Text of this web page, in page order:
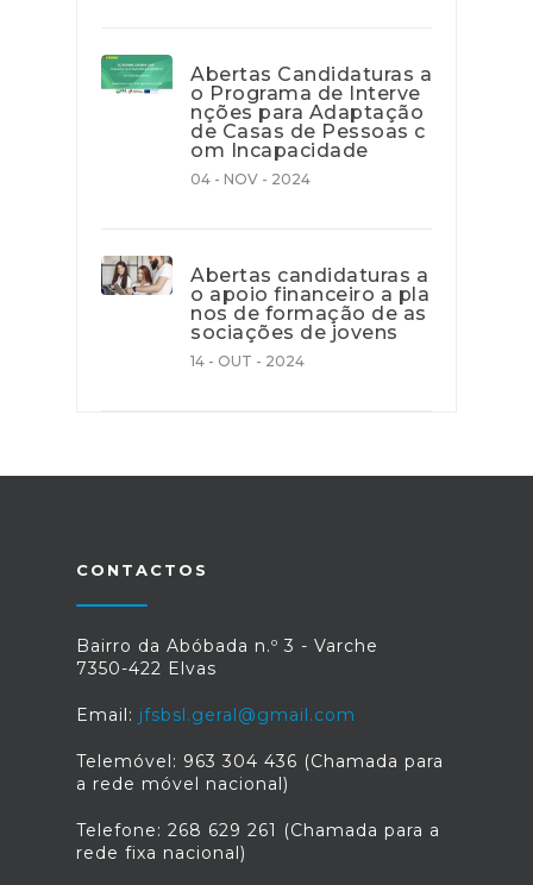
Abertas Candidaturas a
o Programa de Interve
nções para Adaptação
de Casas de Pessoas c
om Incapacidade
04 - NOV - 2024
Abertas candidaturas a
o apoio financeiro a pla
nos de formação de as
sociações de jovens
14 - OUT - 2024
CONTACTOS
Bairro da Abóbada n.º 3 - Varche
7350-422 Elvas
Email: jfsbsl.geral@gmail.com
Telemóvel: 963 304 436 (Chamada para
a rede móvel nacional)
Telefone: 268 629 261 (Chamada para a
rede fixa nacional)